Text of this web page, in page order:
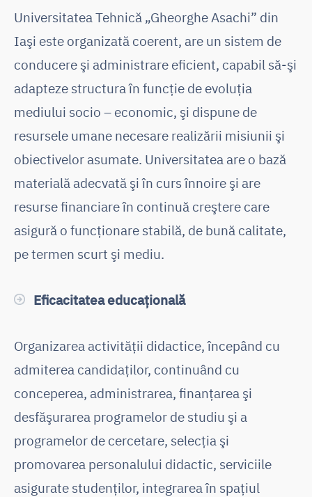
Universitatea Tehnică „Gheorghe Asachi” din
Iaşi este organizată coerent, are un sistem de
conducere şi administrare eficient, capabil să-şi
adapteze structura în funcţie de evoluţia
mediului socio – economic, şi dispune de
resursele umane necesare realizării misiunii şi
obiectivelor asumate. Universitatea are o bază
materială adecvată şi în curs înnoire şi are
resurse financiare în continuă creştere care
asigură o funcţionare stabilă, de bună calitate,
pe termen scurt şi mediu.
Eficacitatea educaţională
Organizarea activităţii didactice, începând cu
admiterea candidaţilor, continuând cu
conceperea, administrarea, finanţarea şi
desfăşurarea programelor de studiu şi a
programelor de cercetare, selecţia şi
promovarea personalului didactic, serviciile
asigurate studenţilor, integrarea în spaţiul